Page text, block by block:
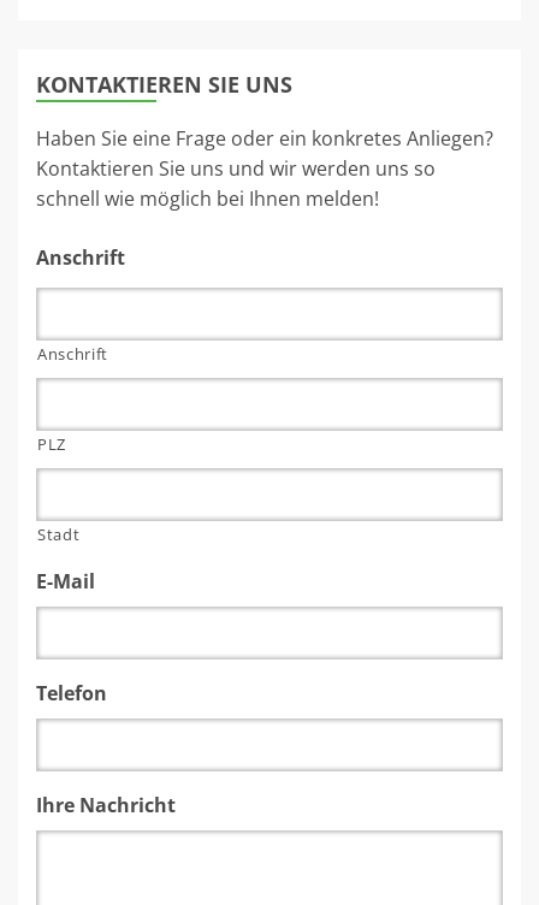
KONTAKTIEREN SIE UNS
Haben Sie eine Frage oder ein konkretes Anliegen?
Kontaktieren Sie uns und wir werden uns so
schnell wie möglich bei Ihnen melden!
Anschrift
Anschrift
PLZ
Stadt
E-Mail
Telefon
Ihre Nachricht